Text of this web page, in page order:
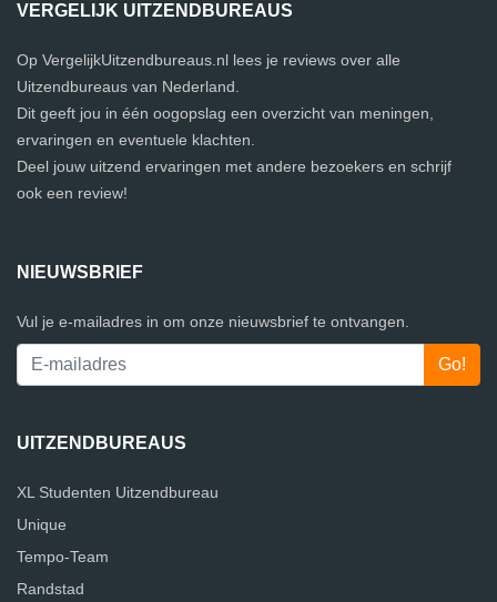
VERGELIJK UITZENDBUREAUS
Op VergelijkUitzendbureaus.nl lees je reviews over alle
Uitzendbureaus van Nederland.
Dit geeft jou in één oogopslag een overzicht van meningen,
ervaringen en eventuele klachten.
Deel jouw uitzend ervaringen met andere bezoekers en schrijf
ook een review!
NIEUWSBRIEF
Vul je e-mailadres in om onze nieuwsbrief te ontvangen.
UITZENDBUREAUS
XL Studenten Uitzendbureau
Unique
Tempo-Team
Randstad